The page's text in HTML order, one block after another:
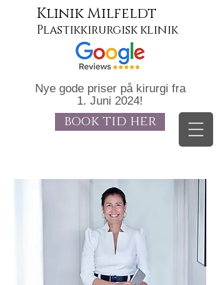
Klinik Milfeldt
Plastikkirurgisk klinik
book tid her
Nye gode priser på kirurgi fra
1. Juni 2024!